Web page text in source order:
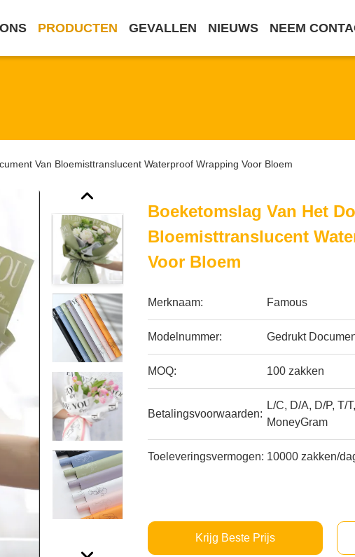
PRODUCTEN GEVALLEN NIEUWS NEEM
Van Bloemisttranslucent Waterproof Wrapping Voor Bloem
Boeketomslag Van Het
Bloemisttranslucent
Voor Bloem
Merknaam: Famous
Modelnummer: Gedrukt
MOQ: 100 zakken
Betalingsvoorwaarden:
L/C, D/A, D/P, T/
MoneyGram
Toeleveringsvermogen: 10000 zakken/
Krijg Beste Prijs